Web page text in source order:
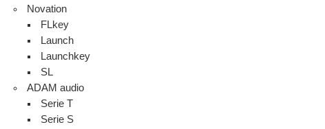
Novation
FLkey
Launch
Launchkey
SL
ADAM audio
Serie T
Serie S